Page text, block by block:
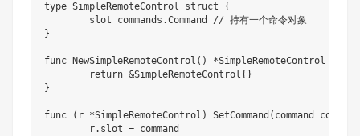
type SimpleRemoteControl struct
{
	slot commands
.Command // 持有一个命令对象
}
func NewSimpleRemoteControl ( ) *SimpleRemoteControl
return &SimpleRemoteControl{ }
}
func ( r *SimpleRemoteControl ) SetCommand ( command
	r
. slot =